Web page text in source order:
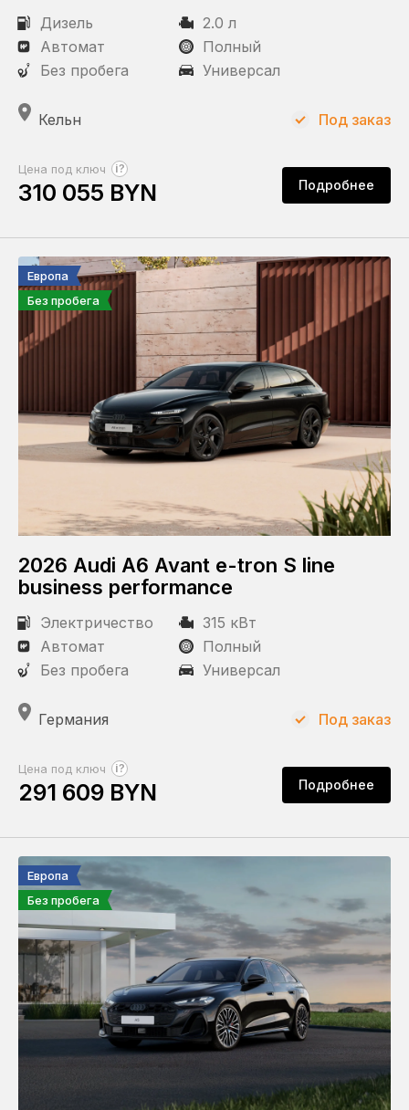
Дизель
2.0 л
Автомат
Полный
Без пробега
Универсал
Кельн
Цена под ключ ?
310 055 BYN Подробнее
Под заказ
Европа
Без пробега
2026 Audi A6 Avant e-tron S line
business performance
Электричество
315 кВт
Автомат
Полный
Без пробега
Универсал
Германия
Цена под ключ ?
291 609 BYN Подробнее
Под заказ
Европа
Без пробега